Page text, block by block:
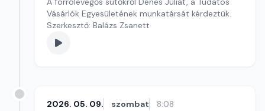
Vásárlók Egyesületének munkatársát kérdeztük.
Szerkesztő: Balázs Zsanett
2026. 05. 09. szombat 8:08